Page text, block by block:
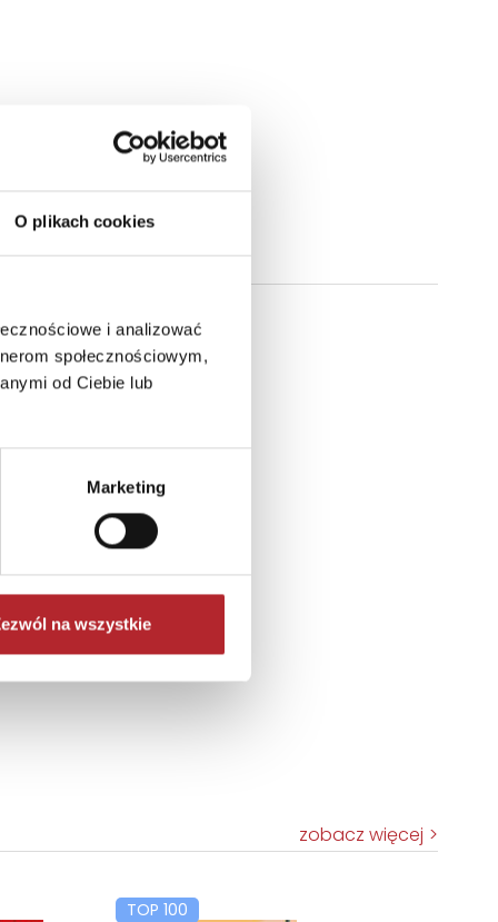
O plikach cookies
i analizować
społecznościowym,
od Ciebie lub
Marketing
na wszystkie
zobacz więcej
TOP 100